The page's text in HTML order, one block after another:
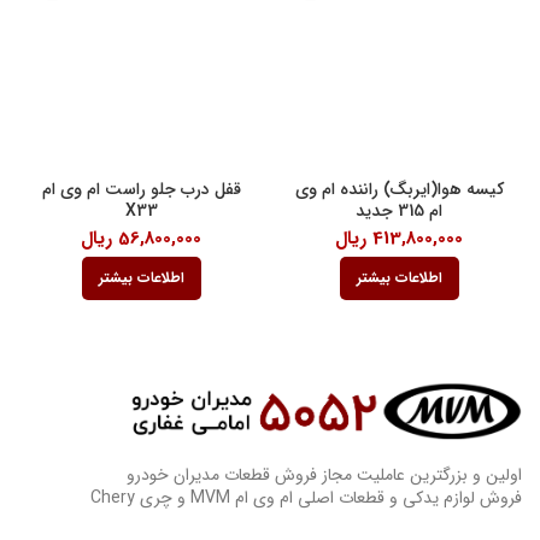
کیسه هوا(ایربگ) راننده ام وی
ام 315 جدید
413,800,000 ریال
اطلاعات بیشتر
قفل درب جلو راست ام وی ام
X33
56,800,000 ریال
اطلاعات بیشتر
اولین و بزرگترین عاملیت مجاز فروش قطعات مدیران خودرو
فروش لوازم یدکی و قطعات اصلی ام وی ام MVM و چری Chery